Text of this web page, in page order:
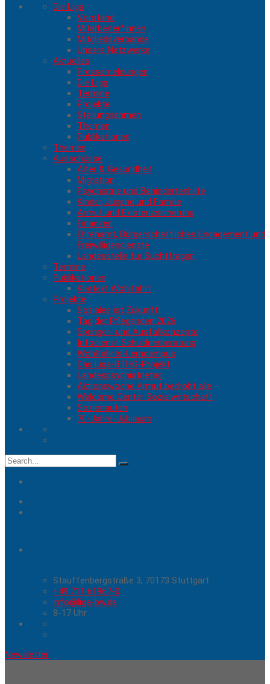
Die Liga
Vorstand
Mitarbeiter*innen
Mitgliedsverbände
Unsere Netzwerke
Aktuelles
Pressemeldungen
Die Liga
Termine
Projekte
Stellungnahmen
Themen
Publikationen
Themen
Ausschüsse
Alter & Gesundheit
Migration
Psychiatrie und Behindertenhilfe
Kinder, Jugend und Familie
Armut und Existenzsicherung
Finanzen
Ehrenamt, Bürgerschaftliches Engagement und
Freiwilligendienste
Landesstelle für Suchtfragen
Termine
Publikationen
Klartext Wohlfahrt
Projekte
Soziales ist Zukunft!
Tag der Pflegenden 2026
Springer- und Ausfallkonzepte
Infodienst Schuldnerberatung
Wohlfahrts-Lerncampus
Das Liga-BTHG-Projekt
Landespsychiatrietag
Aktionswoche Armut bedroht alle
Welcome Center Sozialwirtschaft
Sozionauten
70-Jahre-Jubiläum
Search
for:
Stauffenbergstraße 3, 70173 Stuttgart
+49 711 61967-0
info@liga-bw.de
8-17 Uhr
Newsletter